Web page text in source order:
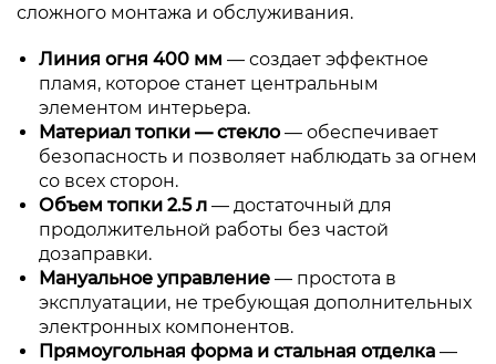
сложного монтажа и обслуживания.
Линия огня 400 мм — создает эффектное
пламя, которое станет центральным
элементом интерьера.
Материал топки — стекло— обеспечивает
безопасность и позволяет наблюдать за огнем
со всех сторон.
Объем топки 2.5 л — достаточный для
продолжительной работы без частой
дозаправки.
Мануальное управление — простота в
эксплуатации, не требующая дополнительных
электронных компонентов.
Прямоугольная форма и стальная отделка —